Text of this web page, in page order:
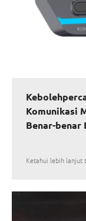
Komunikasi
Benar-benar
Ketahui lebih lanjut